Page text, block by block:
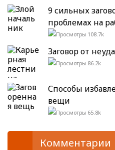
9 сильных
проблемах на
108.7k
Заговор от
86.2k
Способы
вещи
65.8k
Комментарии